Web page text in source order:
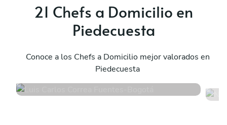
21 Chefs a Domicilio en
Piedecuesta
Conoce a los Chefs a Domicilio mejor valorados en
Piedecuesta
Bogotá
110 servicios